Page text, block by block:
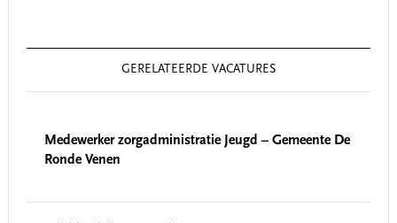
GERELATEERDE VACATURES
Medewerker zorgadministratie Jeugd – Gemeente De
Ronde Venen